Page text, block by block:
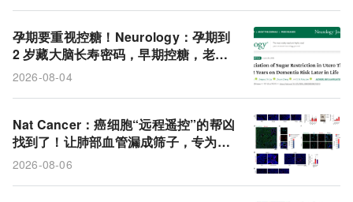
巨噬细胞
糖消费量 痴呆症 整合素α5
孕期要重视控糖！Neurology：孕期到
2 岁藏大脑长寿密码，早期控糖，老年
痴呆晚来近 3 年
2026-08-04
Nat Cancer：癌细胞“远程遥控”的帮凶
找到了！让肺部血管漏成筛子，专为转
移开道
2026-08-06